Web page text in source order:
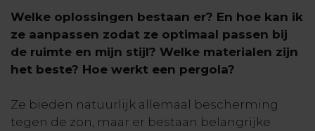
Welke oplossingen bestaan er? En hoe kan ik
ze aanpassen zodat ze optimaal passen bij
de ruimte en mijn stijl? Welke materialen zijn
het beste? Hoe werkt een pergola?
Ze bieden natuurlijk allemaal bescherming
tegen de zon, maar er bestaan belangrijke